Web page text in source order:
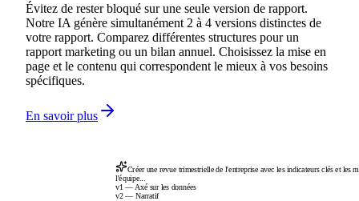
Évitez de rester bloqué sur une seule version de rapport.
Notre IA génère simultanément 2 à 4 versions distinctes de
votre rapport. Comparez différentes structures pour un
rapport marketing ou un bilan annuel. Choisissez la mise en
page et le contenu qui correspondent le mieux à vos besoins
spécifiques.
En savoir plus
Créer une revue trimestrielle de l'entreprise avec les indicateurs clés et les
l'équipe...
v1 — Axé sur les données
v2 — Narratif